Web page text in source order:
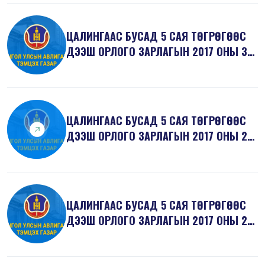
ЦАЛИНГААС БУСАД 5 САЯ ТӨГРӨГӨӨС
ДЭЭШ ОРЛОГО ЗАРЛАГЫН 2017 ОНЫ 3
ЦАЛИНГААС БУСАД 5 САЯ ТӨГРӨГӨӨС
ДЭЭШ ОРЛОГО ЗАРЛАГЫН 2017 ОНЫ 2
ЦАЛИНГААС БУСАД 5 САЯ ТӨГРӨГӨӨС
ДЭЭШ ОРЛОГО ЗАРЛАГЫН 2017 ОНЫ 2